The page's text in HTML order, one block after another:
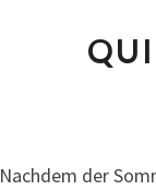
Nachdem der